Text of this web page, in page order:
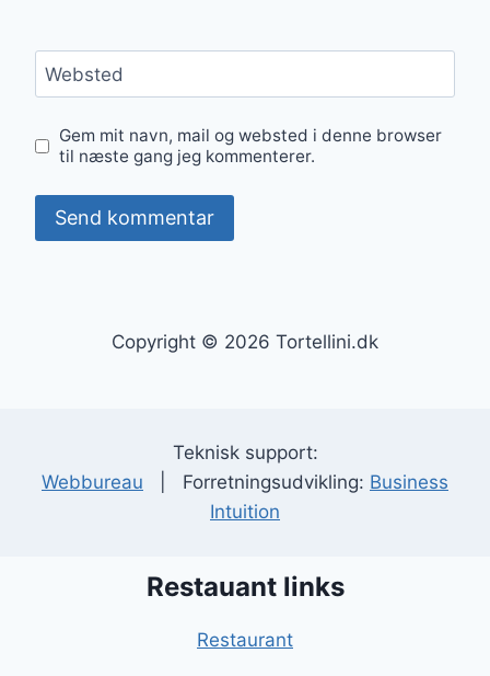
Websted
Gem mit navn, mail og websted i denne browser
til næste gang jeg kommenterer.
Copyright © 2026 Tortellini.dk
Teknisk support:
Webbureau | Forretningsudvikling: Business
Intuition
Restauant links
Restaurant